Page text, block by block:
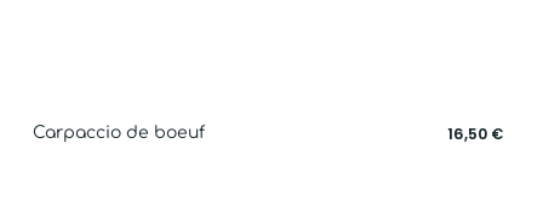
Carpaccio de boeuf 16,50 €